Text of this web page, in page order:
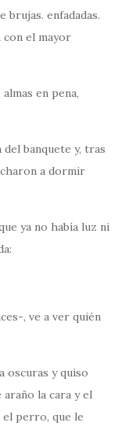
brujas. enfadadas.
con el mayor
en pena,
banquete y, tras
a dormir
ya no había luz ni
, ve a ver quién
oscuras y quiso
la cara y el
perro, que le